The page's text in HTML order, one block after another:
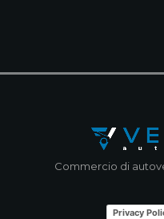
Commercio di
Privacy